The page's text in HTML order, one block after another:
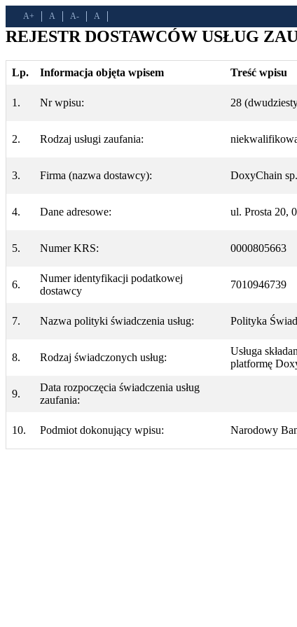
A+ A A- A
REJESTR DOSTAWCÓW USŁUG
Lp. Informacja objęta wpisem Treść wpisu
1. Nr wpisu: 28
2. Rodzaj usługi zaufania:
3. Firma (nazwa dostawcy): DoxyChain
4. Dane adresowe: ul. Prosta 20,
5. Numer KRS: 0000805663
6.
Numer identyfikacji podatkowej
dostawcy
7010946739
7. Nazwa polityki świadczenia usług: Polityka
8. Rodzaj świadczonych usług:
Usługa
platformę
9.
Data rozpoczęcia świadczenia usług
zaufania:
10. Podmiot dokonujący wpisu: Narodowy